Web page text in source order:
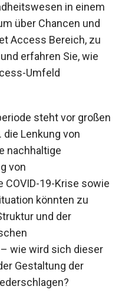
in einem
über Chancen und
Access Bereich, zu
erfahren Sie, wie
Umfeld
steht vor großen
die Lenkung von
nachhaltige
von
19-Krise sowie
könnten zu
und der
wie wird sich dieser
Gestaltung der